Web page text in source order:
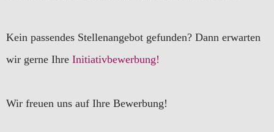
Kein passendes Stellenangebot gefunden? Dann erwarten
wir gerne Ihre Initiativbewerbung!
Wir freuen uns auf Ihre Bewerbung!